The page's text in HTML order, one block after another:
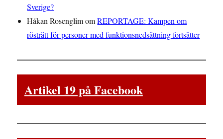
Sverige?
Håkan RosenglimomREPORTAGE: Kampen om
rösträtt för personer med funktionsnedsättning fortsätter
Artikel 19 på Facebook